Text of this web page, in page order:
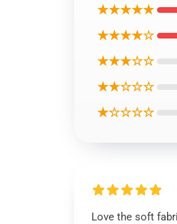
★★★★★
★★★★☆
★★★☆☆
★★☆☆☆
★☆☆☆☆
Love the soft